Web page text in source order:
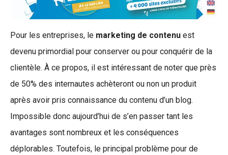
Pour les entreprises, le marketing de contenu est
devenu primordial pour conserver ou pour conquérir de la
clientèle. À ce propos, il est intéressant de noter que près
de 50% des internautes achèteront ou non un produit
après avoir pris connaissance du contenu d’un blog.
Impossible donc aujourd’hui de s’en passer tant les
avantages sont nombreux et les conséquences
déplorables. Toutefois, le principal problème pour de